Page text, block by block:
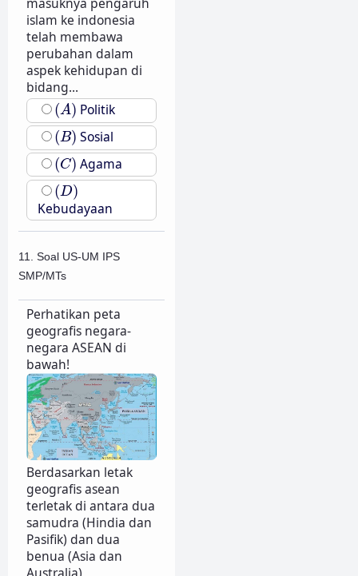
islam ke indonesia
telah membawa
perubahan dalam
aspek kehidupan di
bidang...
(A)
(A) Politik
(B)
(B) Sosial
(C)
(C) Agama
(D)
(D)
Kebudayaan
11. Soal US-UM IPS
SMP/MTs
Perhatikan peta
geografis negara-
negara ASEAN di
bawah!
Berdasarkan letak
geografis asean
terletak di antara dua
samudra (Hindia dan
Pasifik) dan dua
benua (Asia dan
Australia)